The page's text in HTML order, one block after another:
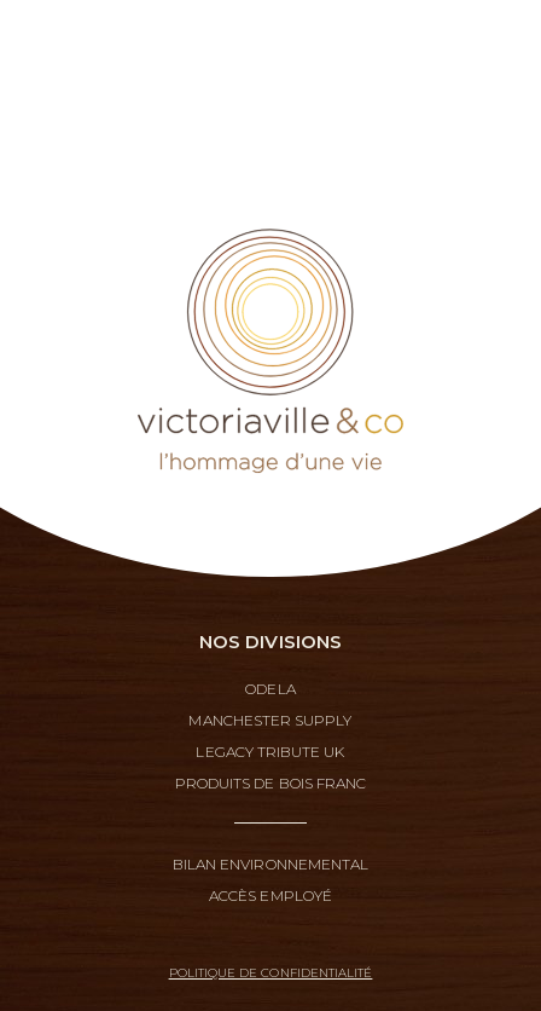
NOS DIVISIONS
ODELA
MANCHESTER SUPPLY
LEGACY TRIBUTE UK
PRODUITS DE BOIS FRANC
BILAN ENVIRONNEMENTAL
ACCÈS EMPLOYÉ
POLITIQUE DE CONFIDENTIALITÉ